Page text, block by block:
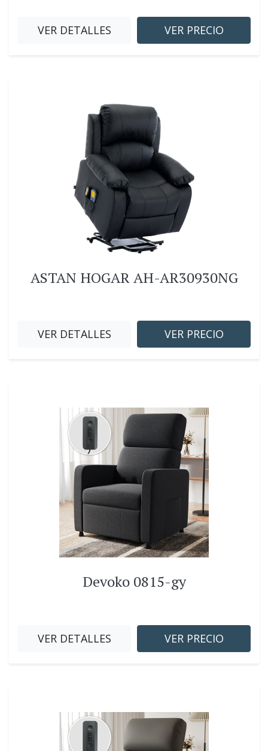
VER DETALLES VER PRECIO
ASTAN HOGAR AH-AR30930NG
VER DETALLES VER PRECIO
Devoko 0815-gy
VER DETALLES VER PRECIO